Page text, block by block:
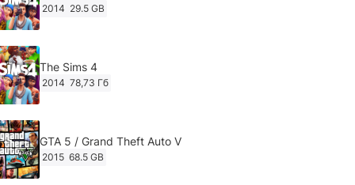
2014 29.5 GB
The Sims 4
2014 78,73 Гб
GTA 5 / Grand Theft Auto V
2015 68.5 GB